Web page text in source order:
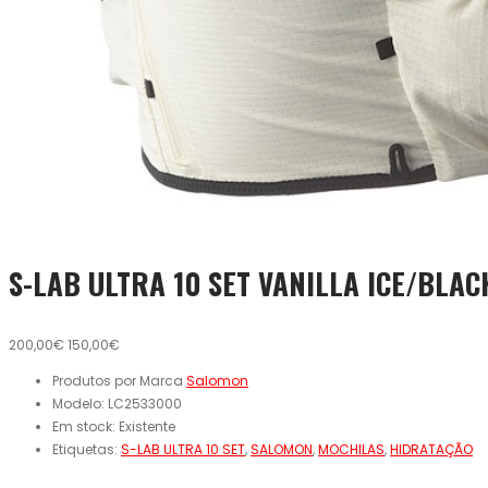
S-LAB ULTRA 10 SET VANILLA ICE/
200,00€ 150,00€
Produtos por Marca Salomon
Modelo: LC2533000
Em stock: Existente
Etiquetas: S-LAB ULTRA 10 SET,SALOMON,MOCHILAS,HIDRATAÇÃO